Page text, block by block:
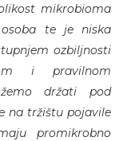
mikrobioma
te je niska
ozbiljnosti
i pravilnom
držati pod
na tržištu pojavile
promikrobno